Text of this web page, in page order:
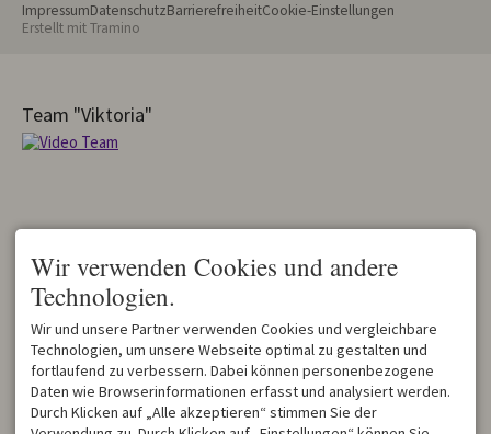
ImpressumDatenschutzBarrierefreiheitCookie-Einstellungen
Erstellt mitTramino
Team "Viktoria"
Wir verwenden Cookies und andere
Technologien.
Wir und unsere Partner verwenden Cookies und vergleichbare
Technologien, um unsere Webseite optimal zu gestalten und
fortlaufend zu verbessern. Dabei können personenbezogene
Daten wie Browserinformationen erfasst und analysiert werden.
Durch Klicken auf „Alle akzeptieren“ stimmen Sie der